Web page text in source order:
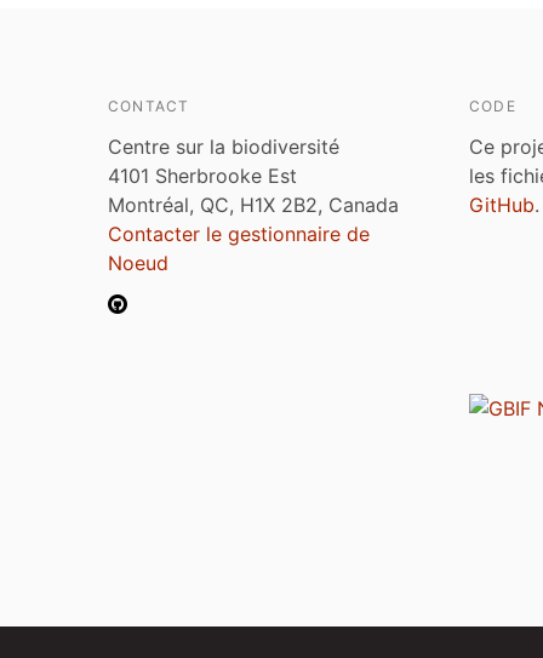
CONTACT
Centre sur la biodiversité
4101 Sherbrooke Est
Montréal, QC, H1X 2B2, Canada
Contacter le gestionnaire de
Noeud
CODE
Ce
les
GitHub.